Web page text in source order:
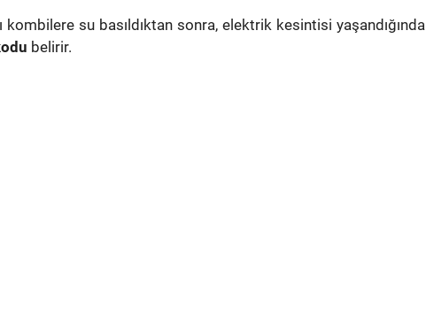
kombilere su basıldıktan sonra, elektrik kesintisi yaşandığında
belirir.